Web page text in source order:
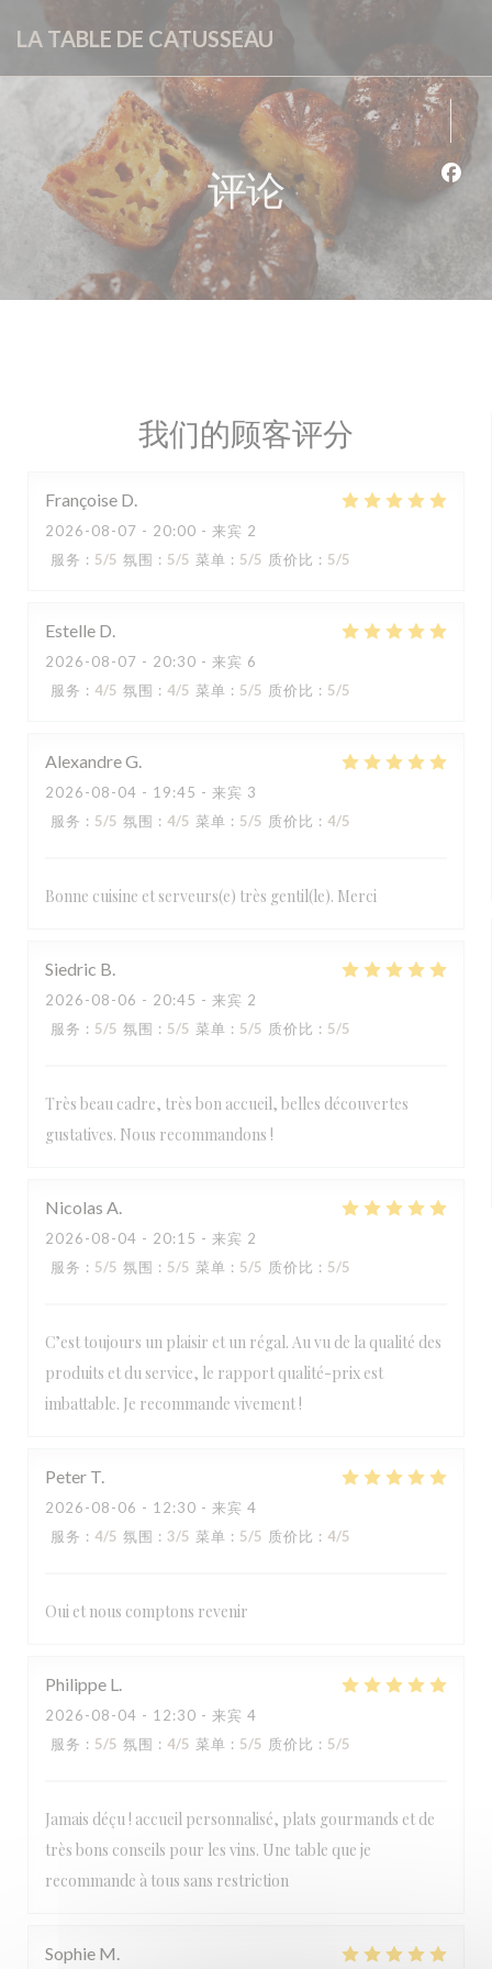
LA TABLE DE CATUSSEAU
评论
我们的顾客评分
Françoise D
2026-08-07 - 20:00 - 来宾 2
服务 : 5/5 氛围 : 5/5 菜单 : 5/5 质价比 : 5/5
Estelle D
2026-08-07 - 20:30 - 来宾 6
服务 : 4/5 氛围 : 4/5 菜单 : 5/5 质价比 : 5/5
AlexandreG
2026-08-04 - 19:45 - 来宾 3
服务 : 5/5 氛围 : 4/5 菜单 : 5/5 质价比 : 4/5
Bonne cuisine et serveurs(e) très gentil(le). Merci
Siedric B
2026-08-06 - 20:45 - 来宾 2
服务 : 5/5 氛围 : 5/5 菜单 : 5/5 质价比 : 5/5
Très beau cadre, très bon accueil, belles découvertes
gustatives. Nous recommandons !
Nicolas A
2026-08-04 - 20:15 - 来宾 2
服务 : 5/5 氛围 : 5/5 菜单 : 5/5 质价比 : 5/5
C’est toujours un plaisir et un régal. Au vu de la qualité des
produits et du service, le rapport qualité-prix est
imbattable. Je recommande vivement !
Peter T
2026-08-06 - 12:30 - 来宾 4
服务 : 4/5 氛围 : 3/5 菜单 : 5/5 质价比 : 4/5
Oui et nous comptons revenir
Philippe L
2026-08-04 - 12:30 - 来宾 4
服务 : 5/5 氛围 : 4/5 菜单 : 5/5 质价比 : 5/5
Jamais déçu ! accueil personnalisé, plats gourmands et de
très bons conseils pour les vins. Une table que je
recommande à tous sans restriction
Sophie M
LA TABLE DE CATUSSEAU